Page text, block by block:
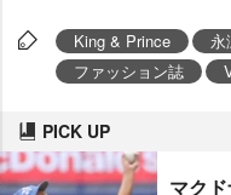
King & Prince 永
ファッション誌
PICK UP
マク